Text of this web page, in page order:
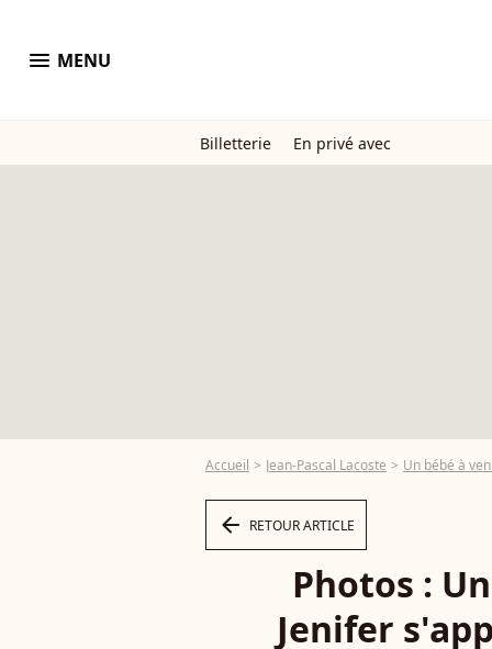
menu MENU
Billetterie En privé avec
Accueil Jean-Pascal Lacoste Un bébé à
arrow_left RETOUR ARTICLE
Photos :
Jenifer